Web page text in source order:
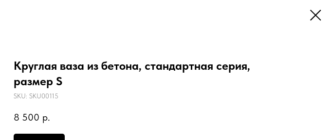
Круглая ваза из бетона, стандартная серия,
размер S
SKU: SKU00115
8 500 р.